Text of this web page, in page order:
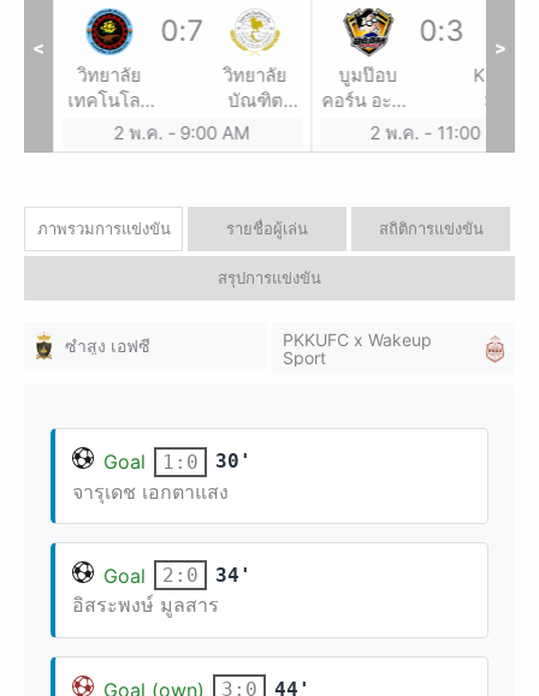
วิทยาลัย
เทคโนโลยี
ภูเวียง
พณิชยการ
0:7
วิทยาลัย
บัณฑิต
เอเซีย
2 พ.ค. - 9:00 AM
บูมป๊อบ
คอร์น อะคา
เดมี่
0:3
KDC x
2 พ.ค. - 11:00 AM
< >
ภาพรวมการแข่งขัน รายชื่อผู้เล่น สถิติการแข่งขัน
สรุปการแข่งขัน
ซำสูง เอฟซี
PKKUFC x Wakeup
Sport
Goal 1:0 30'
จารุเดช เอกตาแสง
Goal 2:0 34'
อิสระพงษ์ มูลสาร
Goal (own) 3:0 44'